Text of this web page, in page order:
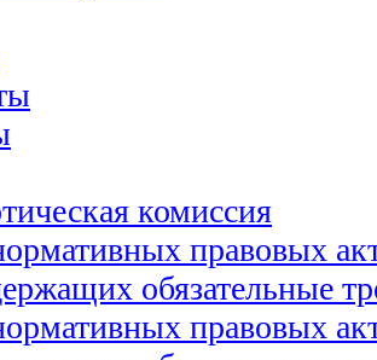
комиссия
правовых
обязательные
правовых